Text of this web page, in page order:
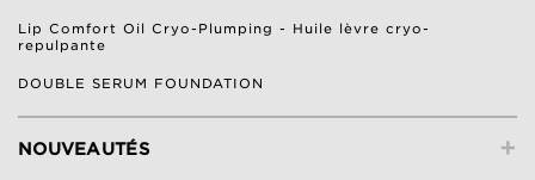
Lip Comfort Oil Cryo-Plumping - Huile lèvre cryo-
repulpante
DOUBLE SERUM FOUNDATION
+
NOUVEAUTÉS